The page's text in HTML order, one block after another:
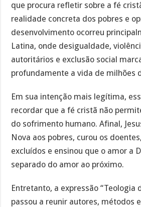
que procura refletir sobre a fé
realidade concreta dos pobres e
desenvolvimento ocorreu
Latina, onde desigualdade,
autoritários e exclusão social
profundamente a vida de milhões
Em sua intenção mais legítima,
recordar que a fé cristã não
do sofrimento humano. Afinal,
Nova aos pobres, curou os
excluídos e ensinou que o amor a
separado do amor ao próximo.
Entretanto, a expressão “Teologia
passou a reunir autores, métodos